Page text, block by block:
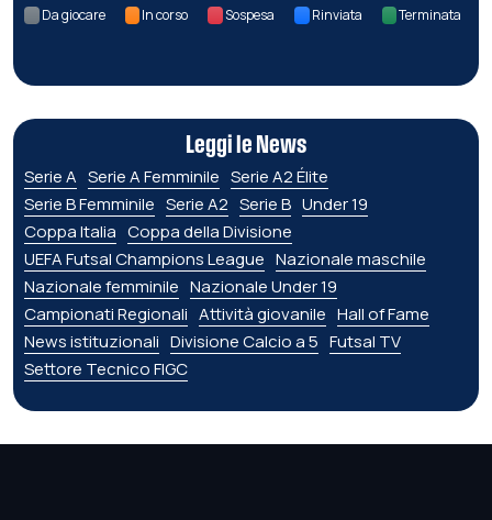
Da giocare In corso Sospesa Rinviata Terminata
Leggi le News
Serie A Serie A Femminile Serie A2 Élite
Serie B Femminile Serie A2 Serie B Under 19
Coppa Italia Coppa della Divisione
UEFA Futsal Champions League Nazionale maschile
Nazionale femminile Nazionale Under 19
Campionati Regionali Attività giovanile Hall of Fame
News istituzionali Divisione Calcio a 5 Futsal TV
Settore Tecnico FIGC